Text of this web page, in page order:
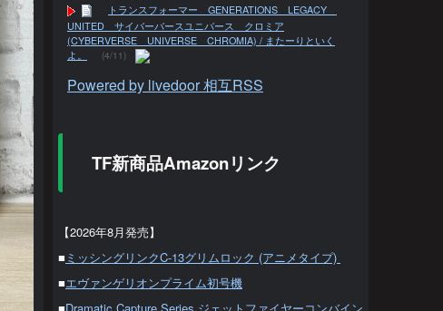
トランスフォーマー GENERATIONS LEGACY
UNITED サイバーバースユニバース クロミア
(CYBERVERSE UNIVERSE CHROMIA) / またーりといく
よ。
(4/11)
Powered by livedoor 相互RSS
TF新商品Amazonリンク
【2026年8月発売】
■ ミッシングリンクC-13グリムロック (アニメタイプ)
■エヴァンゲリオンプライム初号機